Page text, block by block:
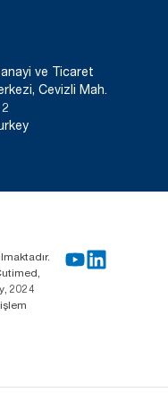
ve Ticaret
Cevizli Mah.
2024